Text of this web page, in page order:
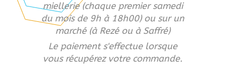
miellerie (chaque premier samedi
du mois de 9h à 18h00) ou sur un
marché (à Rezé ou à Saffré)
Le paiement s'effectue lorsque
vous récupérez votre commande.